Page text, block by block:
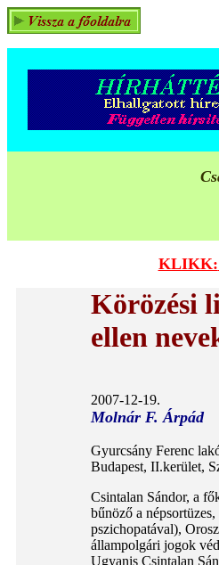
KLIKK:
Körözési
ellen
2007-12-19.
Molnár F. Árpád
Gyurcsány Ferenc
Budapest, II.kerület,
Csintalan Sándor, a
bűnöző a
pszichopatával),
állampolgári jogok
Ugyanis Csintalan